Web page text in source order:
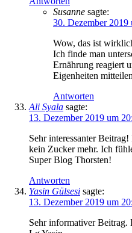
Susanne sagte:
30. Dezember 2019
Wow, das ist
Ich finde man
Ernährung reagiert
Eigenheiten
Antworten
Ali Syala sagte:
13. Dezember 2019 um
Sehr interessanter
kein Zucker mehr. Ich
Super Blog Thorsten!
Antworten
Yasin Gülsesi sagte:
13. Dezember 2019 um
Sehr informativer Beitrag.